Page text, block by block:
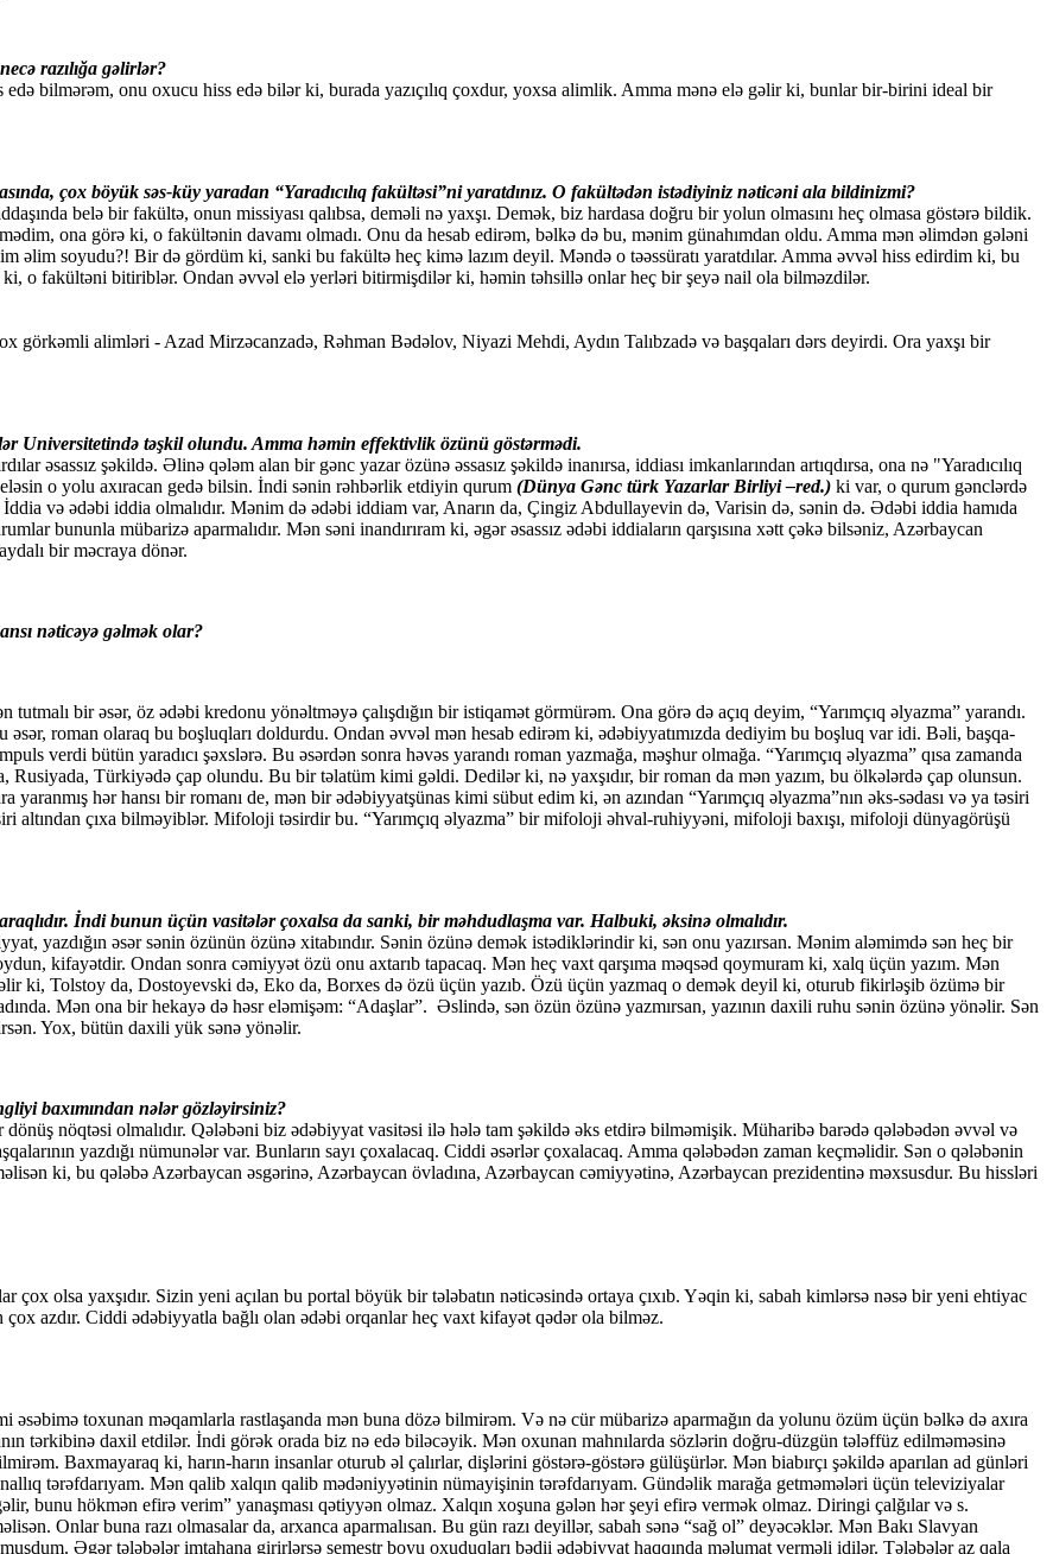
razılığa gəlirlər?
bilmərəm, onu oxucu hiss edə bilər ki, burada yazıçılıq çoxdur, yoxsa alimlik. Amma mənə elə gəlir ki, bunlar bir-birini ideal bir
çox böyük səs-küy yaradan “Yaradıcılıq fakültəsi”ni yaratdınız. O fakültədən istədiyiniz nəticəni ala bildinizmi?
belə bir fakültə, onun missiyası qalıbsa, deməli nə yaxşı. Demək, biz hardasa doğru bir yolun olmasını heç olmasa göstərə bildik.
ona görə ki, o fakültənin davamı olmadı. Onu da hesab edirəm, bəlkə də bu, mənim günahımdan oldu. Amma mən əlimdən gələni
əlim soyudu?! Bir də gördüm ki, sanki bu fakültə heç kimə lazım deyil. Məndə o təəssüratı yaratdılar. Amma əvvəl hiss edirdim ki, bu
ki, o fakültəni bitiriblər. Ondan əvvəl elə yerləri bitirmişdilər ki, həmin təhsillə onlar heç bir şeyə nail ola bilməzdilər.
görkəmli alimləri - Azad Mirzəcanzadə, Rəhman Bədəlov, Niyazi Mehdi, Aydın Talıbzadə və başqaları dərs deyirdi. Ora yaxşı bir
Universitetində təşkil olundu. Amma həmin effektivlik özünü göstərmədi.
əsassız şəkildə. Əlinə qələm alan bir gənc yazar özünə əssasız şəkildə inanırsa, iddiası imkanlarından artıqdırsa, ona nə "Yaradıcılıq
o yolu axıracan gedə bilsin. İndi sənin rəhbərlik etdiyin qurum (Dünya Gənc türk Yazarlar Birliyi –red.) ki var, o qurum gənclərdə
İddia və ədəbi iddia olmalıdır. Mənim də ədəbi iddiam var, Anarın da, Çingiz Abdullayevin də, Varisin də, sənin də. Ədəbi iddia hamıda
bununla mübarizə aparmalıdır. Mən səni inandırıram ki, əgər əsassız ədəbi iddiaların qarşısına xətt çəkə bilsəniz, Azərbaycan
bir məcraya dönər.
nəticəyə gəlmək olar?
bir əsər, öz ədəbi kredonu yönəltməyə çalışdığın bir istiqamət görmürəm. Ona görə də açıq deyim, “Yarımçıq əlyazma” yarandı.
əsər, roman olaraq bu boşluqları doldurdu. Ondan əvvəl mən hesab edirəm ki, ədəbiyyatımızda dediyim bu boşluq var idi. Bəli, başqa-
verdi bütün yaradıcı şəxslərə. Bu əsərdən sonra həvəs yarandı roman yazmağa, məşhur olmağa. “Yarımçıq əlyazma” qısa zamanda
Türkiyədə çap olundu. Bu bir təlatüm kimi gəldi. Dedilər ki, nə yaxşıdır, bir roman da mən yazım, bu ölkələrdə çap olunsun.
yaranmış hər hansı bir romanı de, mən bir ədəbiyyatşünas kimi sübut edim ki, ən azından “Yarımçıq əlyazma”nın əks-sədası və ya təsiri
altından çıxa bilməyiblər. Mifoloji təsirdir bu. “Yarımçıq əlyazma” bir mifoloji əhval-ruhiyyəni, mifoloji baxışı, mifoloji dünyagörüşü
İndi bunun üçün vasitələr çoxalsa da sanki, bir məhdudlaşma var. Halbuki, əksinə olmalıdır.
yazdığın əsər sənin özünün özünə xitabındır. Sənin özünə demək istədiklərindir ki, sən onu yazırsan. Mənim aləmimdə sən heç bir
kifayətdir. Ondan sonra cəmiyyət özü onu axtarıb tapacaq. Mən heç vaxt qarşıma məqsəd qoymuram ki, xalq üçün yazım. Mən
ki, Tolstoy da, Dostoyevski də, Eko da, Borxes də özü üçün yazıb. Özü üçün yazmaq o demək deyil ki, oturub fikirləşib özümə bir
Mən ona bir hekayə də həsr eləmişəm: “Adaşlar”. Əslində, sən özün özünə yazmırsan, yazının daxili ruhu sənin özünə yönəlir. Sən
Yox, bütün daxili yük sənə yönəlir.
baxımından nələr gözləyirsiniz?
nöqtəsi olmalıdır. Qələbəni biz ədəbiyyat vasitəsi ilə hələ tam şəkildə əks etdirə bilməmişik. Müharibə barədə qələbədən əvvəl və
yazdığı nümunələr var. Bunların sayı çoxalacaq. Ciddi əsərlər çoxalacaq. Amma qələbədən zaman keçməlidir. Sən o qələbənin
ki, bu qələbə Azərbaycan əsgərinə, Azərbaycan övladına, Azərbaycan cəmiyyətinə, Azərbaycan prezidentinə məxsusdur. Bu hissləri
olsa yaxşıdır. Sizin yeni açılan bu portal böyük bir tələbatın nəticəsində ortaya çıxıb. Yəqin ki, sabah kimlərsə nəsə bir yeni ehtiyac
azdır. Ciddi ədəbiyyatla bağlı olan ədəbi orqanlar heç vaxt kifayət qədər ola bilməz.
toxunan məqamlarla rastlaşanda mən buna dözə bilmirəm. Və nə cür mübarizə aparmağın da yolunu özüm üçün bəlkə də axıra
tərkibinə daxil etdilər. İndi görək orada biz nə edə biləcəyik. Mən oxunan mahnılarda sözlərin doğru-düzgün tələffüz edilməməsinə
Baxmayaraq ki, harın-harın insanlar oturub əl çalırlar, dişlərini göstərə-göstərə gülüşürlər. Mən biabırçı şəkildə aparılan ad günləri
tərəfdarıyam. Mən qalib xalqın qalib mədəniyyətinin nümayişinin tərəfdarıyam. Gündəlik marağa getməmələri üçün televiziyalar
bunu hökmən efirə verim” yanaşması qətiyyən olmaz. Xalqın xoşuna gələn hər şeyi efirə vermək olmaz. Diringi çalğılar və s.
Onlar buna razı olmasalar da, arxanca aparmalısan. Bu gün razı deyillər, sabah sənə “sağ ol” deyəcəklər. Mən Bakı Slavyan
Əgər tələbələr imtahana girirlərsə semestr boyu oxuduqları bədii ədəbiyyat haqqında məlumat verməli idilər. Tələbələr az qala